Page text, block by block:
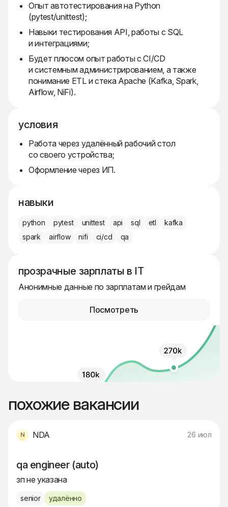
Опыт автотестирования на Python
(pytest/unittest);
Навыки тестирования API, работы с SQL
и интеграциями;
Будет плюсом опыт работы с CI/CD
и системным администрированием, а также
понимание ETL и стека Apache (Kafka, Spark,
Airflow, NiFi).
условия
Работа через удалённый рабочий стол
со своего устройства;
Оформление через ИП.
навыки
python pytest unittest api sql etl
kafka
spark
airflow nifi ci/cd qa
прозрачные зарплаты в IT
Анонимные данные по зарплатам и грейдам
Посмотреть
похожие вакансии
NDA 26 июл
qa engineer (auto)
зп не указана
senior удалённо